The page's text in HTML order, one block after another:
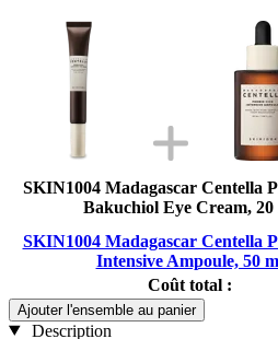
SKIN1004 Madagascar Centella
Bakuchiol Eye Cream, 20
SKIN1004 Madagascar Centella
Intensive Ampoule, 50
Coût total :
Ajouter l'ensemble au panier
Description